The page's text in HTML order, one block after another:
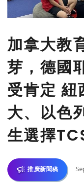
加拿大教
芽，德國
受肯定 紐
大、以色
生選擇
推廣新聞稿